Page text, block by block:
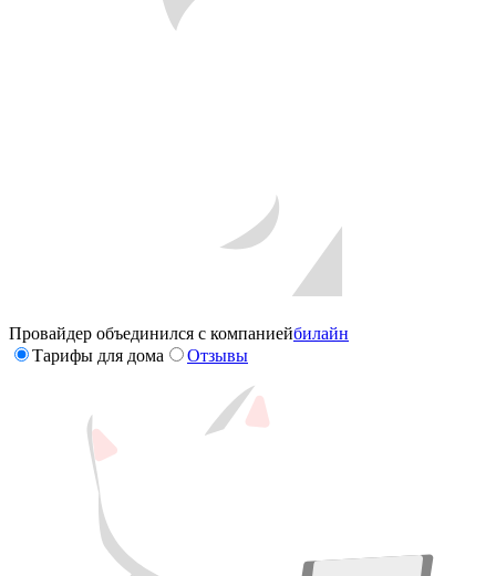
Провайдер объединился с компаниейбилайн
Тарифы для дома
Отзывы